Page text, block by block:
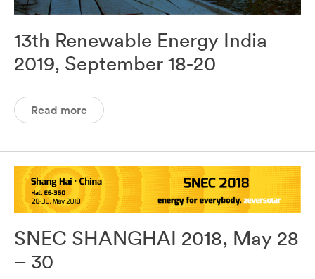
13th Renewable Energy India
2019, September 18-20
Read more
SNEC SHANGHAI 2018, May 28
– 30